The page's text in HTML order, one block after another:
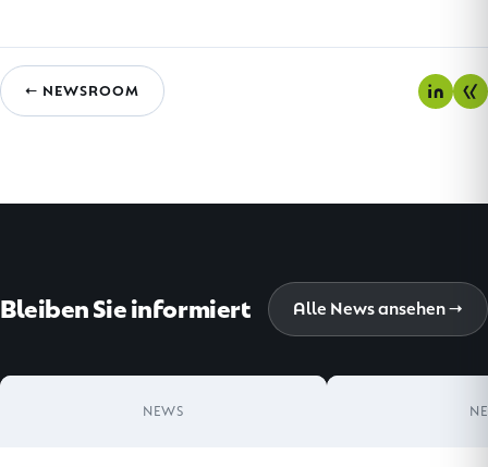
← NEWSROOM
Bleiben Sie informiert Alle News ansehen →
NEWS